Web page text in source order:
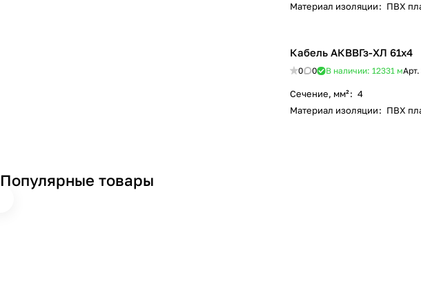
Материал изоляции: ПВХ
Кабель АКВВГз-ХЛ 61х4
0 0 В наличии: 12331 мАрт.
Сечение, мм²: 4
Материал изоляции: ПВХ
Популярные товары